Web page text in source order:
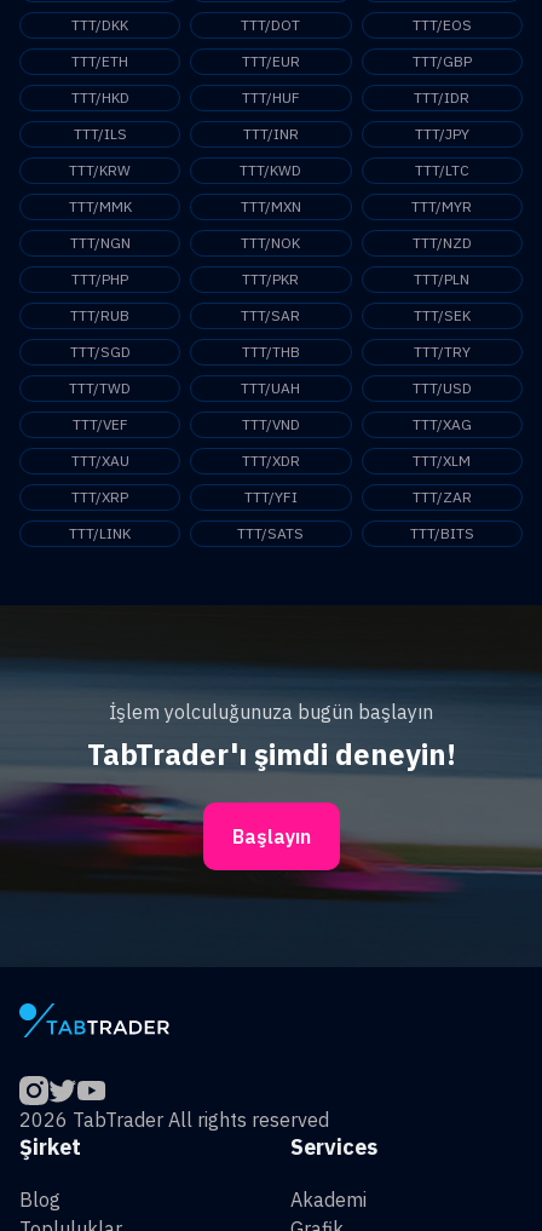
TTT/DKK
TTT/DOT
TTT/EOS
TTT/ETH
TTT/EUR
TTT/GBP
TTT/HKD
TTT/HUF
TTT/IDR
TTT/ILS
TTT/INR
TTT/JPY
TTT/KRW
TTT/KWD
TTT/LTC
TTT/MMK
TTT/MXN
TTT/MYR
TTT/NGN
TTT/NOK
TTT/NZD
TTT/PHP
TTT/PKR
TTT/PLN
TTT/RUB
TTT/SAR
TTT/SEK
TTT/SGD
TTT/THB
TTT/TRY
TTT/TWD
TTT/UAH
TTT/USD
TTT/VEF
TTT/VND
TTT/XAG
TTT/XAU
TTT/XDR
TTT/XLM
TTT/XRP
TTT/YFI
TTT/ZAR
TTT/LINK
TTT/SATS TTT/BITS
İşlem yolculuğunuza bugün başlayın
TabTrader'ı şimdi deneyin!
Başlayın
2026 TabTrader All rights reserved
Services
Akademi
Şirket
Blog